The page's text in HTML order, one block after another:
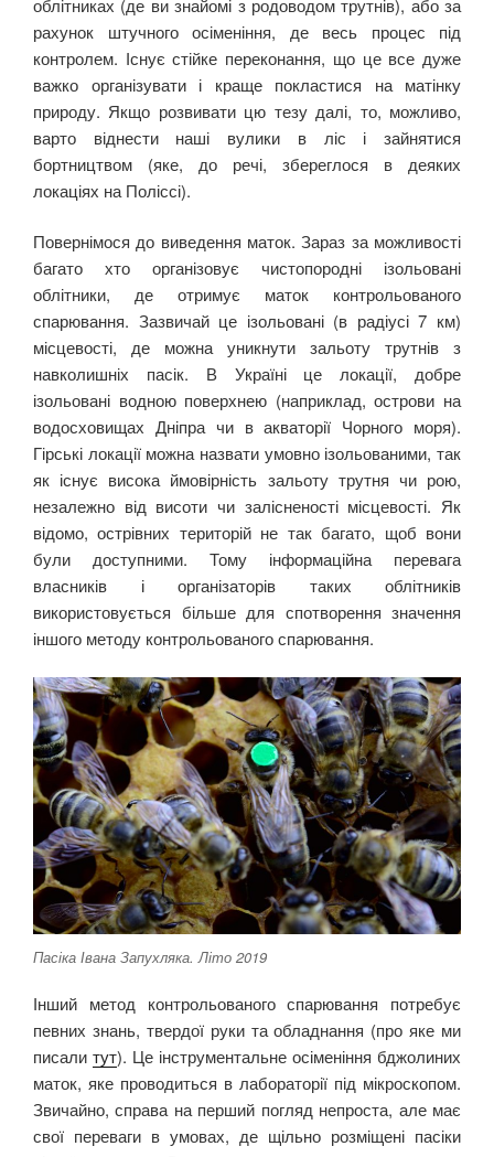
облітниках (де ви знайомі з родоводом трутнів), або за
рахунок штучного осіменіння, де весь процес під
контролем. Існує стійке переконання, що це все дуже
важко організувати і краще покластися на матінку
природу. Якщо розвивати цю тезу далі, то, можливо,
варто віднести наші вулики в ліс і зайнятися
бортництвом (яке, до речі, збереглося в деяких
локаціях на Поліссі).
Повернімося до виведення маток. Зараз за можливості
багато хто організовує чистопородні ізольовані
облітники, де отримує маток контрольованого
спарювання. Зазвичай це ізольовані (в радіусі 7 км)
місцевості, де можна уникнути зальоту трутнів з
навколишніх пасік. В Україні це локації, добре
ізольовані водною поверхнею (наприклад, острови на
водосховищах Дніпра чи в акваторії Чорного моря).
Гірські локації можна назвати умовно ізольованими, так
як існує висока ймовірність зальоту трутня чи рою,
незалежно від висоти чи залісненості місцевості. Як
відомо, острівних територій не так багато, щоб вони
були доступними. Тому інформаційна перевага
власників і організаторів таких облітників
використовується більше для спотворення значення
іншого методу контрольованого спарювання.
Пасіка Івана Запухляка. Літо 2019
Інший метод контрольованого спарювання потребує
певних знань, твердої руки та обладнання (про яке ми
писали тут). Це інструментальне осіменіння бджолиних
маток, яке проводиться в лабораторії під мікроскопом.
Звичайно, справа на перший погляд непроста, але має
свої переваги в умовах, де щільно розміщені пасіки